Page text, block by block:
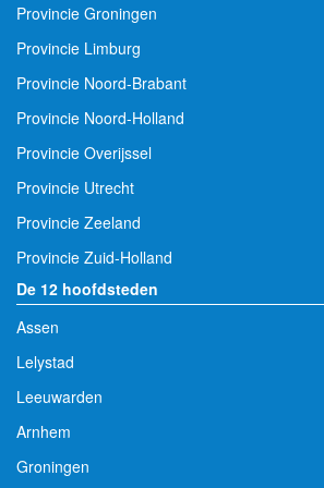
Provincie Groningen
Provincie Limburg
Provincie Noord-Brabant
Provincie Noord-Holland
Provincie Overijssel
Provincie Utrecht
Provincie Zeeland
Provincie Zuid-Holland
De 12 hoofdsteden
Assen
Lelystad
Leeuwarden
Arnhem
Groningen